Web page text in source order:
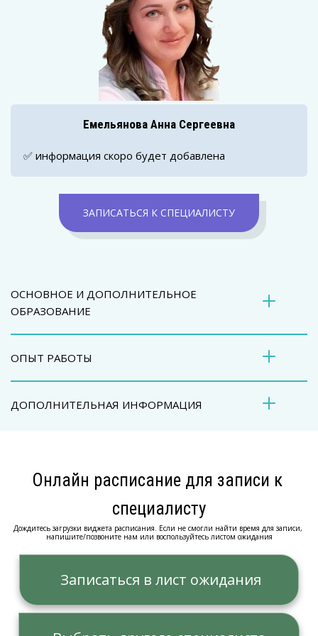
Емельянова Анна Сергеевна
✅ информация скоро будет добавлена
ЗАПИСАТЬСЯ К СПЕЦИАЛИСТУ
ОСНОВНОЕ И ДОПОЛНИТЕЛЬНОЕ
ОБРАЗОВАНИЕ
ОПЫТ РАБОТЫ
ДОПОЛНИТЕЛЬНАЯ ИНФОРМАЦИЯ
Онлайн расписание для записи к
специалисту
Дождитесь загрузки виджета расписания. Если не смогли найти время для записи,
напишите/позвоните нам или воспользуйтесь листом ожидания
  Записаться в лист ожидания